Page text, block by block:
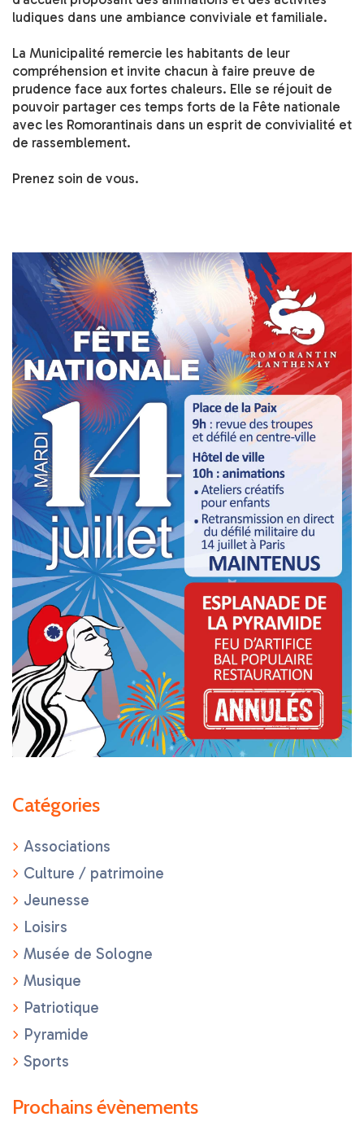
ludiques dans une ambiance conviviale et familiale.
La Municipalité remercie les habitants de leur
compréhension et invite chacun à faire preuve de
prudence face aux fortes chaleurs. Elle se réjouit de
pouvoir partager ces temps forts de la Fête nationale
avec les Romorantinais dans un esprit de convivialité et
de rassemblement.
Prenez soin de vous.
Catégories
Associations
Culture / patrimoine
Jeunesse
Loisirs
Musée de Sologne
Musique
Patriotique
Pyramide
Sports
Prochains évènements